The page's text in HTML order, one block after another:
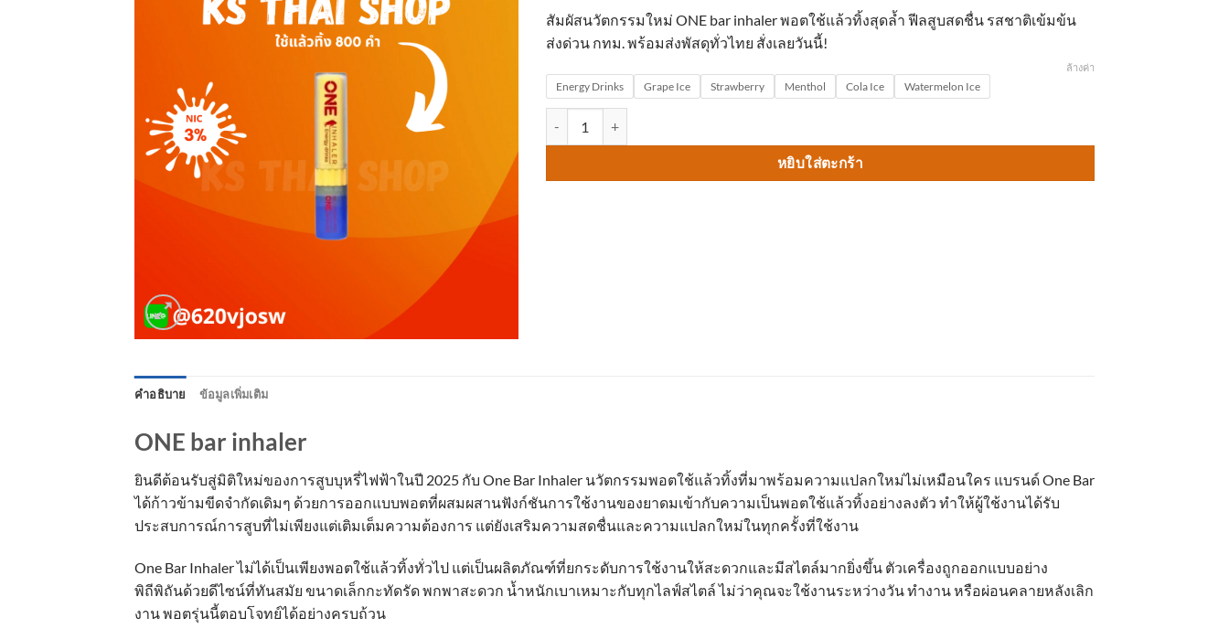
สัมผัสนวัตกรรมใหม่ ONE bar inhaler พอตใช้แล้วทิ้งสุดล้ำ ฟีลสูบสดชื่น รสชาติเข้มข้น
ส่งด่วน กทม. พร้อมส่งพัสดุทั่วไทย สั่งเลยวันนี้!
Energy Drinks Grape Ice Strawberry Menthol Cola Ice Watermelon Ice
ล้างค่า
หยิบใส่ตะกร้า
คำอธิบาย ข้อมูลเพิ่มเติม
ONE bar inhaler
ยินดีต้อนรับสู่มิติใหม่ของการสูบบุหรี่ไฟฟ้าในปี 2025 กับ One Bar Inhaler นวัตกรรมพอตใช้แล้วทิ้งที่มาพร้อมความแปลกใหม่ไม่เหมือนใคร แบรนด์ One Bar
ได้ก้าวข้ามขีดจำกัดเดิมๆ ด้วยการออกแบบพอตที่ผสมผสานฟังก์ชันการใช้งานของยาดมเข้ากับความเป็นพอตใช้แล้วทิ้งอย่างลงตัว ทำให้ผู้ใช้งานได้รับ
ประสบการณ์การสูบที่ไม่เพียงแต่เติมเต็มความต้องการ แต่ยังเสริมความสดชื่นและความแปลกใหม่ในทุกครั้งที่ใช้งาน
One Bar Inhaler ไม่ได้เป็นเพียงพอตใช้แล้วทิ้งทั่วไป แต่เป็นผลิตภัณฑ์ที่ยกระดับการใช้งานให้สะดวกและมีสไตล์มากยิ่งขึ้น ตัวเครื่องถูกออกแบบอย่าง
พิถีพิถันด้วยดีไซน์ที่ทันสมัย ขนาดเล็กกะทัดรัด พกพาสะดวก น้ำหนักเบาเหมาะกับทุกไลฟ์สไตล์ ไม่ว่าคุณจะใช้งานระหว่างวัน ทำงาน หรือผ่อนคลายหลังเลิก
งาน พอตรุ่นนี้ตอบโจทย์ได้อย่างครบถ้วน